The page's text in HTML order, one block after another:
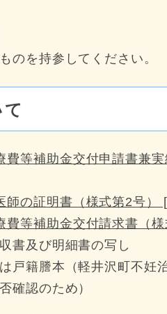
のを持参してください。
費等補助金交付申請書兼
師の証明書（様式第2号）
費等補助金交付請求書（
書及び明細書の写し
戸籍謄本（軽井沢町不妊
確認のため）